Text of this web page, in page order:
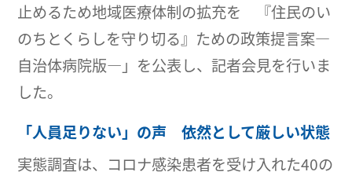
止めるため地域医療体制の拡充を 『住民のい
のちとくらしを守り切る』ための政策提言案―
自治体病院版―」を公表し、記者会見を行いま
した。
「人員足りない」の声 依然として厳しい状態
実態調査は、コロナ感染患者を受け入れた40の